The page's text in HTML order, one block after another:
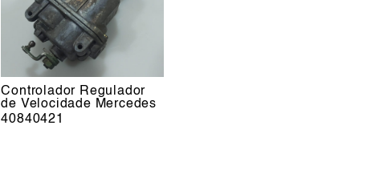
Controlador Regulador
de Velocidade Mercedes
40840421